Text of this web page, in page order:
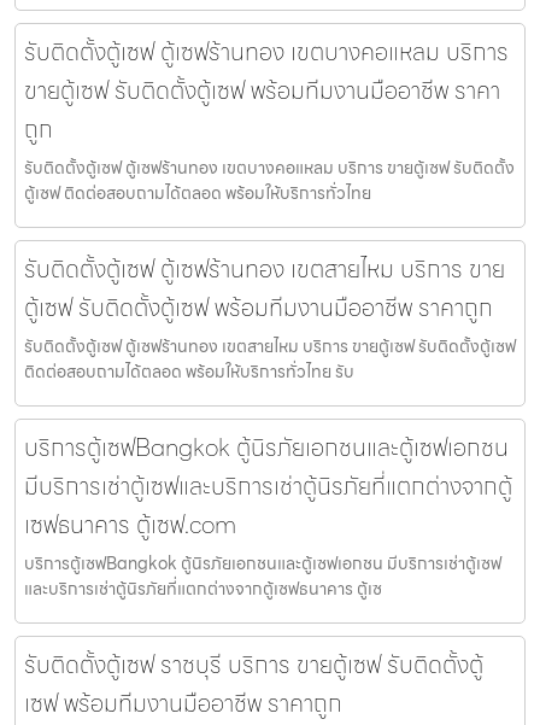
รับติดตั้งตู้เซฟ ตู้เซฟร้านทอง เขตบางคอแหลม บริการ
ขายตู้เซฟ รับติดตั้งตู้เซฟ พร้อมทีมงานมืออาชีพ ราคา
ถูก
รับติดตั้งตู้เซฟ ตู้เซฟร้านทอง เขตบางคอแหลม บริการ ขายตู้เซฟ รับติดตั้ง
ตู้เซฟ ติดต่อสอบถามได้ตลอด พร้อมให้บริการทั่วไทย
รับติดตั้งตู้เซฟ ตู้เซฟร้านทอง เขตสายไหม บริการ ขาย
ตู้เซฟ รับติดตั้งตู้เซฟ พร้อมทีมงานมืออาชีพ ราคาถูก
รับติดตั้งตู้เซฟ ตู้เซฟร้านทอง เขตสายไหม บริการ ขายตู้เซฟ รับติดตั้งตู้เซฟ
ติดต่อสอบถามได้ตลอด พร้อมให้บริการทั่วไทย รับ
บริการตู้เซฟBangkok ตู้นิรภัยเอกชนและตู้เซฟเอกชน
มีบริการเช่าตู้เซฟและบริการเช่าตู้นิรภัยที่แตกต่างจากตู้
เซฟธนาคาร ตู้เซฟ.com
บริการตู้เซฟBangkok ตู้นิรภัยเอกชนและตู้เซฟเอกชน มีบริการเช่าตู้เซฟ
และบริการเช่าตู้นิรภัยที่แตกต่างจากตู้เซฟธนาคาร ตู้เซ
รับติดตั้งตู้เซฟ ราชบุรี บริการ ขายตู้เซฟ รับติดตั้งตู้
เซฟ พร้อมทีมงานมืออาชีพ ราคาถูก